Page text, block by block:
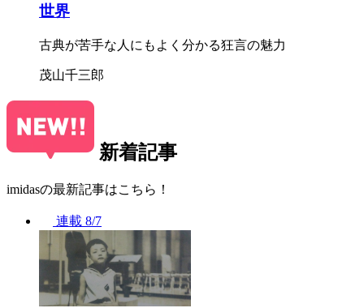
世界
古典が苦手な人にもよく分かる狂言の魅力
茂山千三郎
新着記事
imidasの最新記事はこちら！
連載 8/7